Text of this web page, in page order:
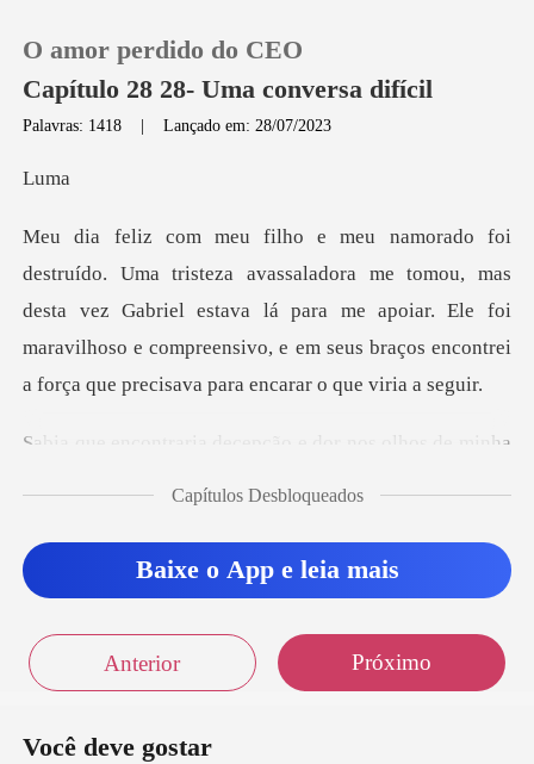
Loja
Histórico
Sair
O amor perdido do CEO
Capítulo 28 28- Uma conversa difícil
Palavras: 1418 |Lançado em: 28/07/2023
u
tomou, mas
desta vez Gabriel estava lá para me apoiar. Ele foi
maravilhoso e compreensi
ção e dor nos olhos de minh
Capítulos Desbloqueados
Baixe o App e leia mais
Anterior Próximo
Você deve gostar